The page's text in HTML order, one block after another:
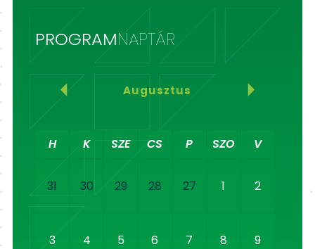
PROGRAMNAPTÁR
‹ Augusztus ›
H K SZE CS P SZO V
31 30 29 28 27 1 2
3 4 5 6 7 8 9